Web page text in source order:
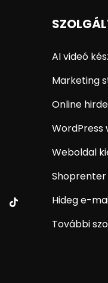
AI videó
Marketing
Online
WordPress
Weboldal
Hideg e-
További